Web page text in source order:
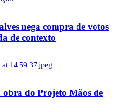
nega compra de votos
de contexto
obra do Projeto Mãos de